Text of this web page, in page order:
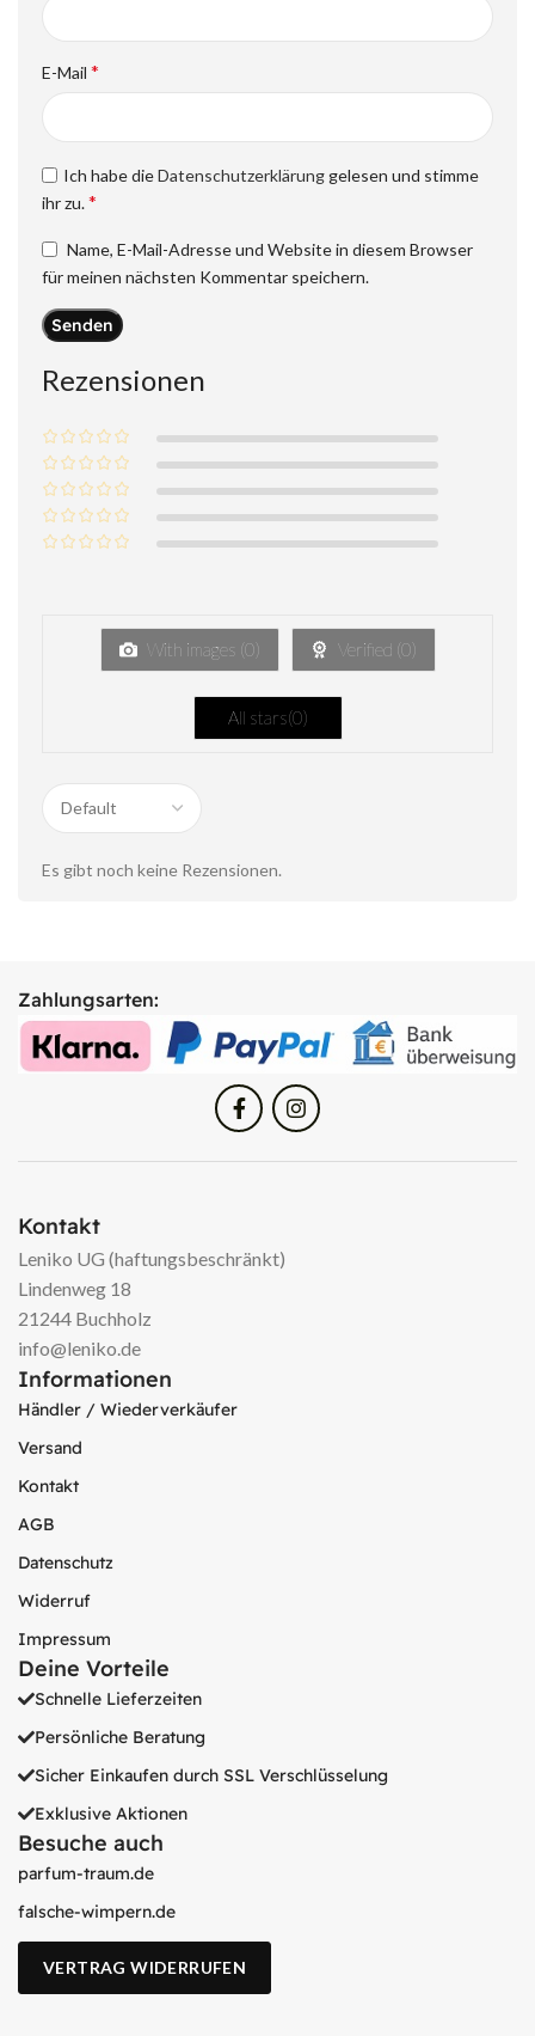
Rezensionen
With images (0) Verified (0)
All stars(0)
Es gibt noch keine Rezensionen.
E-Mail *
Ich habe dieDatenschutzerklärung gelesen und stimme
ihr zu.*
Name, E-Mail-Adresse und Website in diesem Browser
für meinen nächsten Kommentar speichern.
Zahlungsarten:
Kontakt
Leniko UG (haftungsbeschränkt)
Lindenweg 18
21244 Buchholz
info@leniko.de
Informationen
Händler / Wiederverkäufer
Versand
Kontakt
AGB
Datenschutz
Widerruf
Impressum
Deine Vorteile
Schnelle Lieferzeiten
Persönliche Beratung
Sicher Einkaufen durch SSL Verschlüsselung
Exklusive Aktionen
Besuche auch
parfum-traum.de
falsche-wimpern.de
VERTRAG WIDERRUFEN